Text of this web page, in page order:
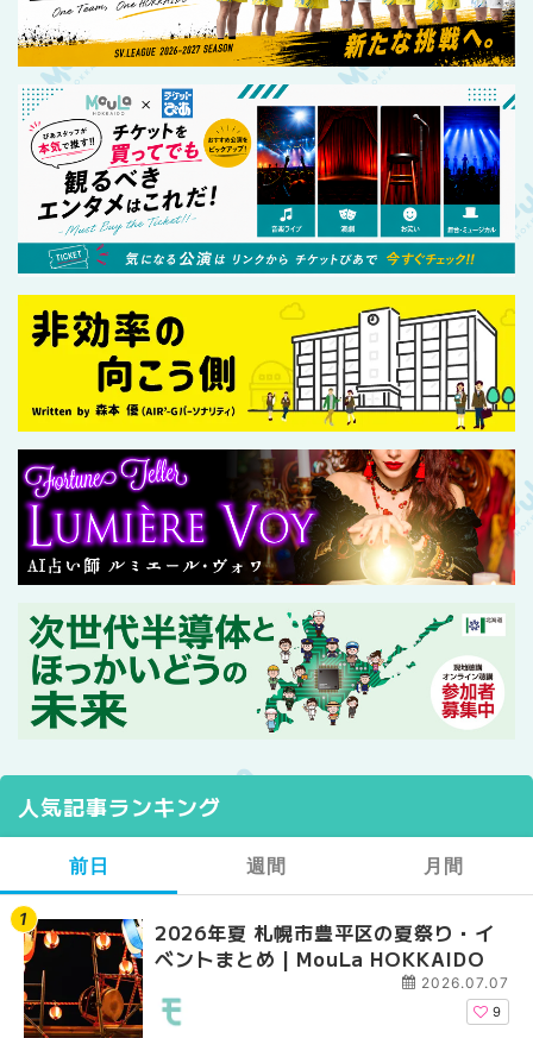
人気記事ランキング
前日
2026年夏 札幌市豊平区の夏祭り・イ
ベントまとめ | MouLa HOKKAIDO
2026.07.07
9
週間
【2026年最新】札幌
ガーデン｜オープン日
大通公園から穴場テ
月間
【2026年最新】札幌
ガーデン｜オープン日
大通公園から穴場テ